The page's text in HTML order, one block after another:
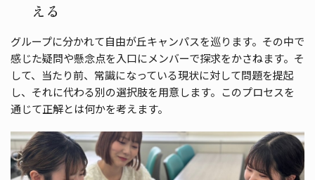
える
グループに分かれて自由が丘キャンパスを巡ります。その中で
感じた疑問や懸念点を入口にメンバーで探求をかさねます。そ
して、当たり前、常識になっている現状に対して問題を提起
し、それに代わる別の選択肢を用意します。このプロセスを
通じて正解とは何かを考えます。